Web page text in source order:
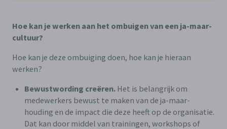
Hoe kan je werken aan het ombuigen van een ja-maar-
cultuur?
Hoe kan je deze ombuiging doen, hoe kan je hieraan
werken?
Bewustwording creëren. Het is belangrijk om
medewerkers bewust te maken van de ja-maar-
houding en de impact die deze heeft op de organisatie.
Dat kan door middel van trainingen, workshops of